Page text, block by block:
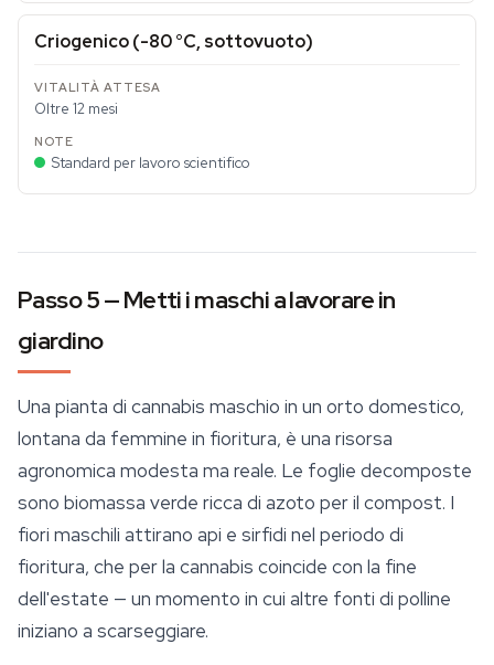
Criogenico (-80 °C, sottovuoto)
Oltre 12 mesi
Standard per lavoro scientifico
Passo 5 — Metti i maschi a lavorare in
giardino
Una pianta di cannabis maschio in un orto domestico,
lontana da femmine in fioritura, è una risorsa
agronomica modesta ma reale. Le foglie decomposte
sono biomassa verde ricca di azoto per il compost. I
fiori maschili attirano api e sirfidi nel periodo di
fioritura, che per la cannabis coincide con la fine
dell'estate — un momento in cui altre fonti di polline
iniziano a scarseggiare.